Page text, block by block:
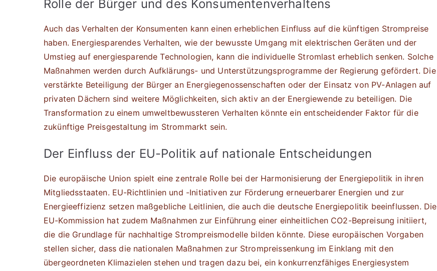
Rolle der Bürger und des Konsumentenverhaltens
Auch das Verhalten der Konsumenten kann einen erheblichen Einfluss auf die künftigen Strompreise
haben. Energiesparendes Verhalten, wie der bewusste Umgang mit elektrischen Geräten und der
Umstieg auf energiesparende Technologien, kann die individuelle Stromlast erheblich senken. Solche
Maßnahmen werden durch Aufklärungs- und Unterstützungsprogramme der Regierung gefördert. Die
verstärkte Beteiligung der Bürger an Energiegenossenschaften oder der Einsatz von PV-Anlagen auf
privaten Dächern sind weitere Möglichkeiten, sich aktiv an der Energiewende zu beteiligen. Die
Transformation zu einem umweltbewussteren Verhalten könnte ein entscheidender Faktor für die
zukünftige Preisgestaltung im Strommarkt sein.
Der Einfluss der EU-Politik auf nationale Entscheidungen
Die europäische Union spielt eine zentrale Rolle bei der Harmonisierung der Energiepolitik in ihren
Mitgliedsstaaten. EU-Richtlinien und -Initiativen zur Förderung erneuerbarer Energien und zur
Energieeffizienz setzen maßgebliche Leitlinien, die auch die deutsche Energiepolitik beeinflussen. Die
EU-Kommission hat zudem Maßnahmen zur Einführung einer einheitlichen CO2-Bepreisung initiiert,
die die Grundlage für nachhaltige Strompreismodelle bilden könnte. Diese europäischen Vorgaben
stellen sicher, dass die nationalen Maßnahmen zur Strompreissenkung im Einklang mit den
übergeordneten Klimazielen stehen und tragen dazu bei, ein konkurrenzfähiges Energiesystem